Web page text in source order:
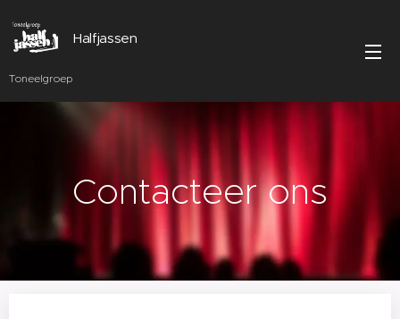
Halfjassen
Toneelgroep
Contacteer ons